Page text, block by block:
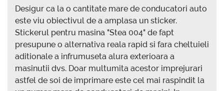
Desigur ca la o cantitate mare de conducatori auto
este viu obiectivul de a amplasa un sticker.
Stickerul pentru masina "Stea 004" de fapt
presupune o alternativa reala rapid si fara cheltuieli
aditionale a infrumuseta alura exterioara a
masinutii dvs. Doar multumita acestor imprejurari
astfel de soi de imprimare este cel mai raspindit la